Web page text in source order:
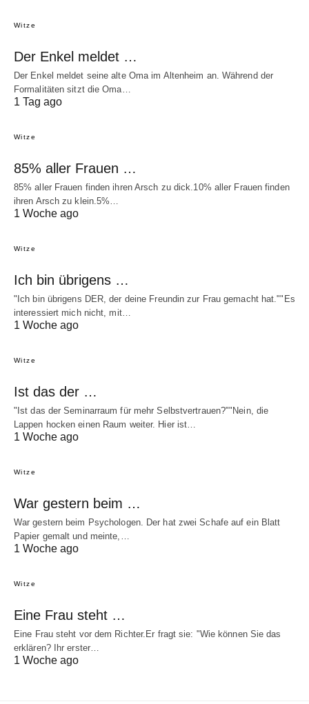
Witze
Der Enkel meldet …
Der Enkel meldet seine alte Oma im Altenheim an. Während der
Formalitäten sitzt die Oma…
1 Tag ago
Witze
85% aller Frauen …
85% aller Frauen finden ihren Arsch zu dick.10% aller Frauen finden
ihren Arsch zu klein.5%…
1 Woche ago
Witze
Ich bin übrigens …
"Ich bin übrigens DER, der deine Freundin zur Frau gemacht hat.""Es
interessiert mich nicht, mit…
1 Woche ago
Witze
Ist das der …
"Ist das der Seminarraum für mehr Selbstvertrauen?""Nein, die
Lappen hocken einen Raum weiter. Hier ist…
1 Woche ago
Witze
War gestern beim …
War gestern beim Psychologen. Der hat zwei Schafe auf ein Blatt
Papier gemalt und meinte,…
1 Woche ago
Witze
Eine Frau steht …
Eine Frau steht vor dem Richter.Er fragt sie: "Wie können Sie das
erklären? Ihr erster…
1 Woche ago